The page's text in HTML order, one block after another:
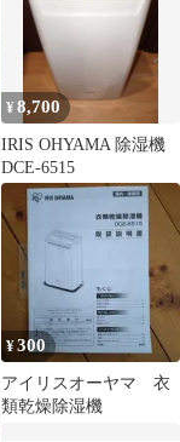
¥8,700
IRIS OHYAMA 除湿機
DCE-6515
¥300
アイリスオーヤマ 衣
類乾燥除湿機